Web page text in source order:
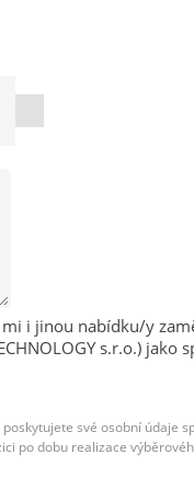
i jinou nabídku/y
s.r.o.)
své osobní údaje
po dobu realizace